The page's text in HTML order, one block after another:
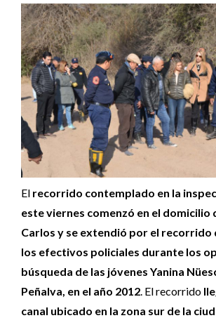
El recorrido contemplado en la
este viernes comenzó en el domicilio
Carlos y se extendió por el recorrido
los efectivos policiales durante los
búsqueda de las jóvenes Yanina
Peñalva, en el año 2012. El recorrido
canal ubicado en la zona sur de la